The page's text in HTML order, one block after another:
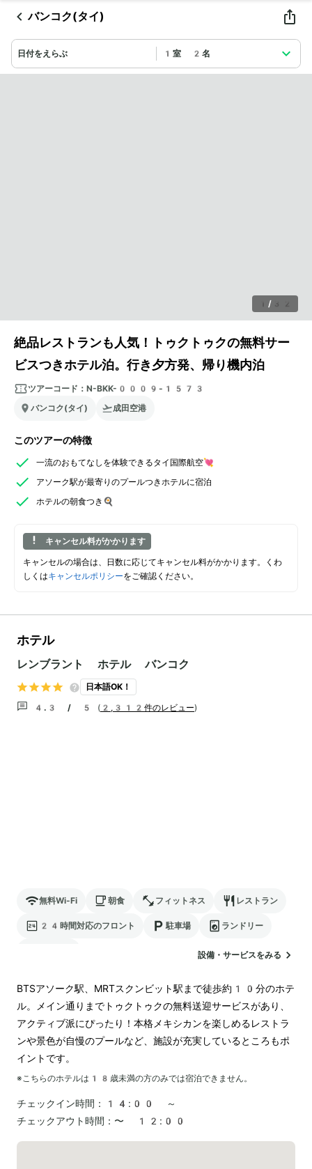
バンコク(タイ)
日付をえらぶ 1室 2名
1 / 32
絶品レストランも人気！トゥクトゥクの無料サー
ビスつきホテル泊。行き夕方発、帰り機内泊
ツアーコード： N-BKK-0009-1573
バンコク(タイ)
成田空港
このツアーの特徴
一流のおもてなしを体験できるタイ国際航空💘
アソーク駅が最寄りのプールつきホテルに宿泊
ホテルの朝食つき🍳
キャンセル料がかかります
キャンセルの場合は、日数に応じてキャンセル料がかかります。くわ
しくはキャンセルポリシーをご確認ください。
ホテル
レンブラント ホテル バンコク
日本語OK！
4.3 / 5 ( 2,312件のレビュー)
無料Wi-Fi 朝食 フィットネス レストラン
24時間対応のフロント 駐車場 ランドリー
設備・サービスをみる
BTSアソーク駅、MRTスクンビット駅まで徒歩約10分のホテ
ル。メイン通りまでトゥクトゥクの無料送迎サービスがあり、
アクティブ派にぴったり！本格メキシカンを楽しめるレストラ
ンや景色が自慢のプールなど、施設が充実しているところもポ
イントです。
※こちらのホテルは 18 歳未満の方のみでは宿泊できません。
チェックイン時間：
14:00 ～
チェックアウト時間： 〜 12:00